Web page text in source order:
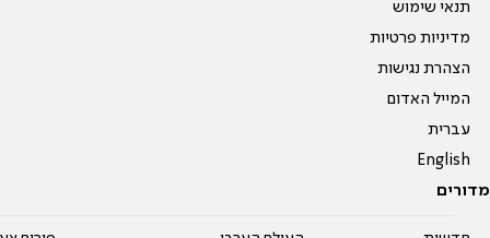
תנאי שימוש
מדיניות פרטיות
הצהרת נגישות
המייל האדום
עברית
English
מדורים